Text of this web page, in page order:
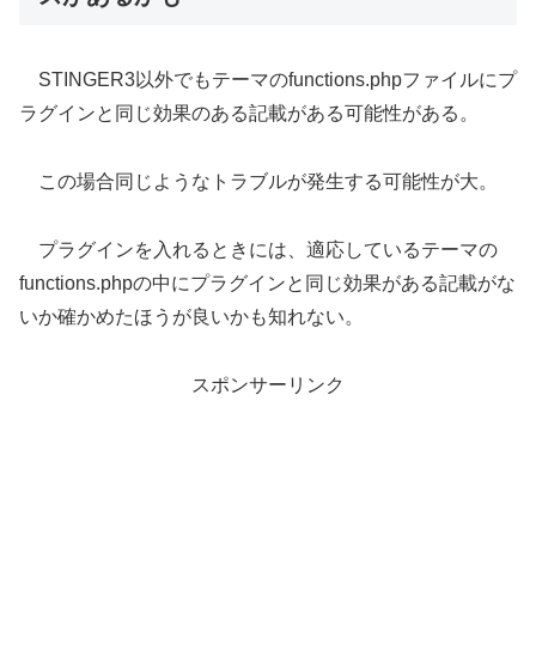
STINGER3以外でもテーマのfunctions.phpファイルにプ
ラグインと同じ効果のある記載がある可能性がある。
この場合同じようなトラブルが発生する可能性が大。
プラグインを入れるときには、適応しているテーマの
functions.phpの中にプラグインと同じ効果がある記載がな
いか確かめたほうが良いかも知れない。
スポンサーリンク